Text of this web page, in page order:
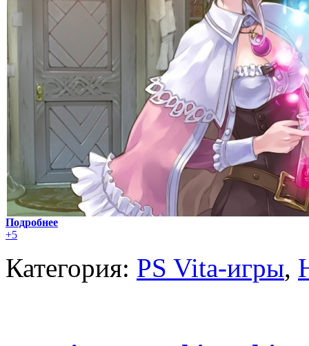
Подробнее
+5
Категория: PS Vita-игры,